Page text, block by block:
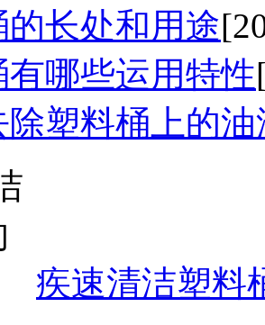
的长处和用途
有哪些运用特性
除塑料桶上的油
疾速清洁塑料